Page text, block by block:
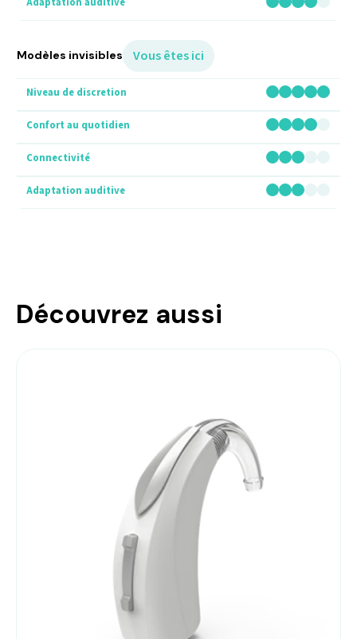
Modèles invisibles Vous êtes ici
Découvrez aussi